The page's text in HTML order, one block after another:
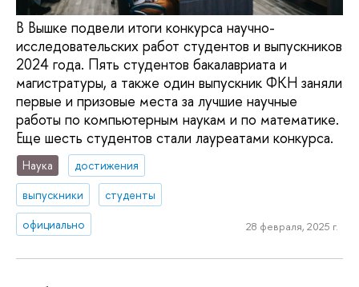
В Вышке подвели итоги конкурса научно-
исследовательских работ студентов и выпускников
2024 года. Пять студентов бакалавриата и
магистратуры, а также один выпускник ФКН заняли
первые и призовые места за лучшие научные
работы по компьютерным наукам и по математике.
Еще шесть студентов стали лауреатами конкурса.
Наука
достижения
выпускники
студенты
официально
28 февраля, 2025 г.